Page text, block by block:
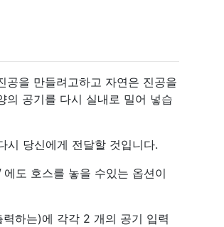
공을 만들려고하고 자연은 진공을
의 공기를 다시 실내로 밀어 넣습
시 당신에게 전달할 것입니다.
에도 호스를 놓을 수있는 옵션이
하는)에 각각 2 개의 공기 입력